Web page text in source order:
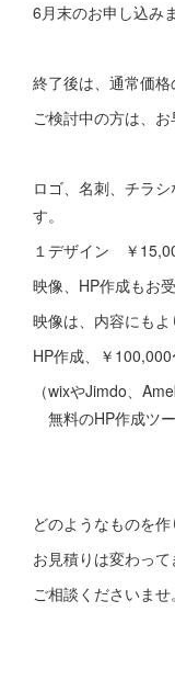
6月末のお申し込み
終了後は、通常価格
ご検討中の方は、お
ロゴ、名刺、チラ
す。
１デザイン ￥
映像、HP作成もお
映像は、内容にも
HP作成、￥100,000
（wixやJimdo、
無料のHP作成ツ
どのようなものを作
お見積りは変わって
ご相談くださいませ。